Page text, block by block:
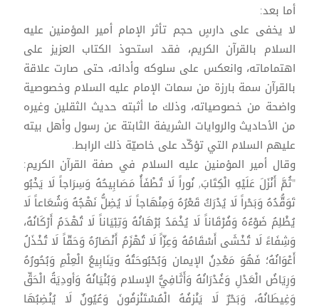
أما بعد:
لا يخفى على دارسٍ حجم تأثر الإمام أمير المؤمنين عليه
السلام بالقرآن الكريم، فقد استحوذ الكتاب العزيز على
اهتماماته، وانعكس على سلوكه وأدائه، حتى صارت علاقة
بالقرآن سمة بارزة من سمات الإمام عليه السلام وخصوصية
واضحة من خصوصياته، وذلك ما أثبته حديث الثقلين وغيره
من الأحاديث والروايات الشريفة الثابتة عن رسول وأهل بيته
عليهم السلام التي تؤكّد على خاصيّة ذلك الرابط.
وقال أمير المؤمنين عليه السلام في صفة القرآن الكريم:
"ثُمَّ أَنْزَلَ عَلَيْهِ الْكِتَابَ, نُوراً لَا تُطْفَأُ مَصَابِيحُهُ وَسِرَاجاً لَا يَخْبُو
تَوَقُّدُهُ وَبَحْراً لَا يُدْرَكُ قَعْرُهُ وَمِنْهَاجاً لَا يُضِلُّ نَهْجُهُ وَشُعَاعاً لَا
يُظْلِمُ ضَوْءُهُ وَفُرْقَاناً لَا يُخْمَدُ بُرْهَانُهُ وَتِبْيَاناً لَا تُهْدَمُ أَرْكَانُهُ،
وَشِفَاءً لَا تُخْشَى أَسْقَامُهُ وَعِزّاً لَا تُهْزَمُ أَنْصَارُهُ وَحَقّاً لَا تُخْذَلُ
أَعْوَانُهُ؛ فَهُوَ مَعْدِنُ الإيمان وَبُحْبُوحَتُهُ ويَنَابِيعُ الْعِلْمِ وَبُحُورُهُ
وَرِيَاضُ الْعَدْلِ وَغُدْرَانُهُ وَأَثَافِيُّ الإسلام وَبُنْيَانُهُ وَأودِيَةُ الْحَقِّ
وَغِيطَانُهُ، وَبَحْرٌ لَا يَنْزِفُهُ الْمُسْتَنْزِفُونَ وَعُيُونٌ لَا يُنْضِبُهَا